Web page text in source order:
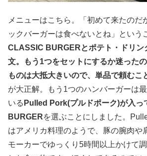
メニューはこちら。「初めて来たのだ
ックバーガーは食べないとね」という
CLASSIC BURGERとポテト・ドリン
文。もう1つをセットにするか迷った
ものは大抵大きいので、単品で頼むこ
が大正解。もう1つのハンバーガーは
いる Pulled Pork(プルドポーク)が入っ
BURGERを選ぶことにしました。
はアメリカ料理のようで、豚の腕肉や
モーカーでゆっくり5時間以上かけて